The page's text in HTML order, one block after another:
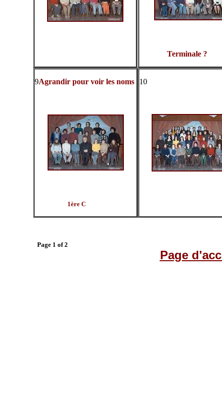
Terminale ?
9Agrandir pour voir les noms
1ère C
10
Page 1 of 2
Page